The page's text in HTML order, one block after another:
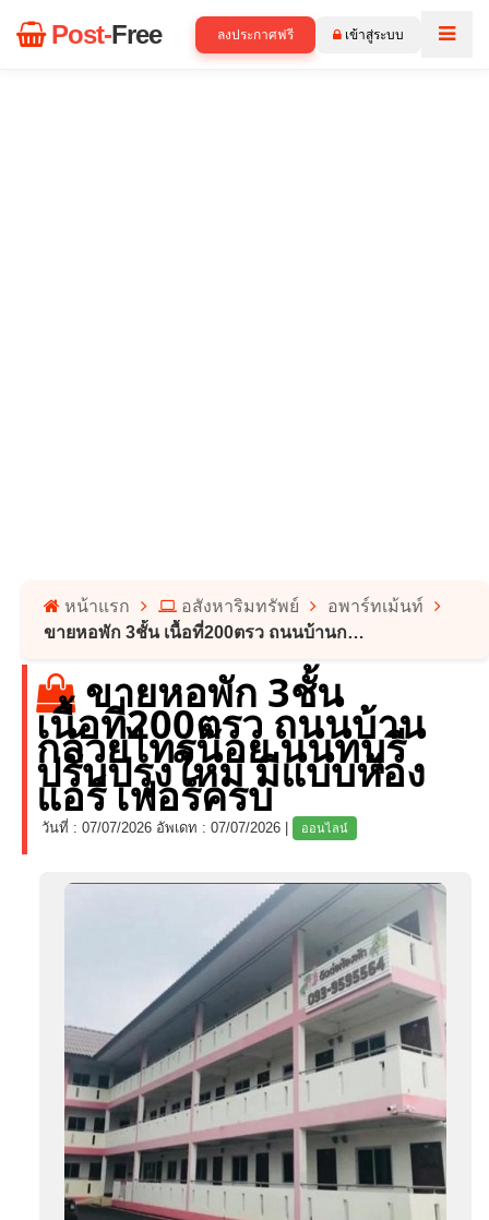
Post-Free ลงประกาศฟรี เข้าสู่ระบบ
หน้าแรก อสังหาริมทรัพย์
อพาร์ทเม้นท์
ขายหอพัก 3ชั้น เนื้อที่200ตรว ถนนบ้านกล้วยไทรน้อย นนทบุรี ปรับปรุงใหม่ มีแบบห้องแอร์ เฟอร์ครบ
ขายหอพัก 3ชั้น
เนื้อที่200ตรว ถนนบ้าน
กล้วยไทรน้อย นนทบุรี
ปรับปรุงใหม่ มีแบบห้อง
แอร์ เฟอร์ครบ
วันที่ : 07/07/2026 อัพเดท : 07/07/2026 ออนไลน์